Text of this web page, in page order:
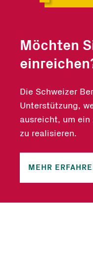
Möchten
Die Schweizer
Unterstützung,
ausreicht, um ein
zu realisieren.
MEHR